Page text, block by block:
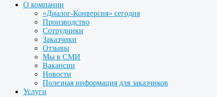
О компании
«Диалог-Конверсия» сегодня
Производство
Сотрудники
Заказчики
Отзывы
Мы в СМИ
Вакансии
Новости
Полезная информация для заказчиков
Услуги